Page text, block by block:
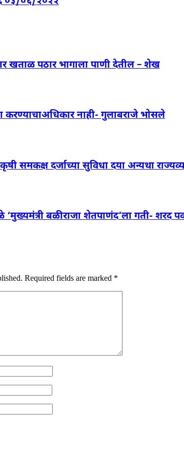
खताळ पठार भागाला पाणी देतील – शेख
करण्याचाअधिकार नाही- गुलाबराजे भोसले
समकक्ष दर्जाच्या सुविधा दया अन्यथा
बळीराजा शेतपाणंद’ला गती- शरद
Required fields are marked *